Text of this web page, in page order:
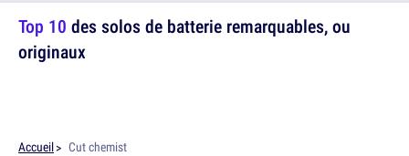
Top 10 des solos de batterie remarquables, ou
originaux
Accueil Cut chemist